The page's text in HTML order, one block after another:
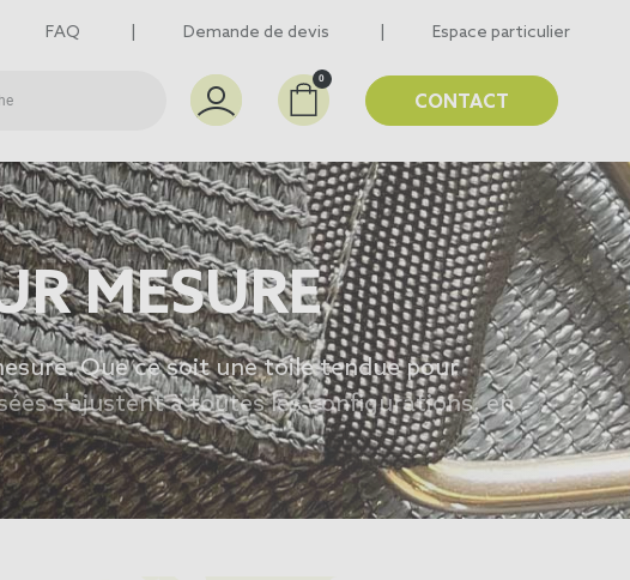
FAQ Demande de devis Espace particulier
0
CONTACT
MESURE
. Que ce soit une toile tendue pour
s'ajustent à toutes les configurations, en
notre sélection devoile d'ombrage terrasse